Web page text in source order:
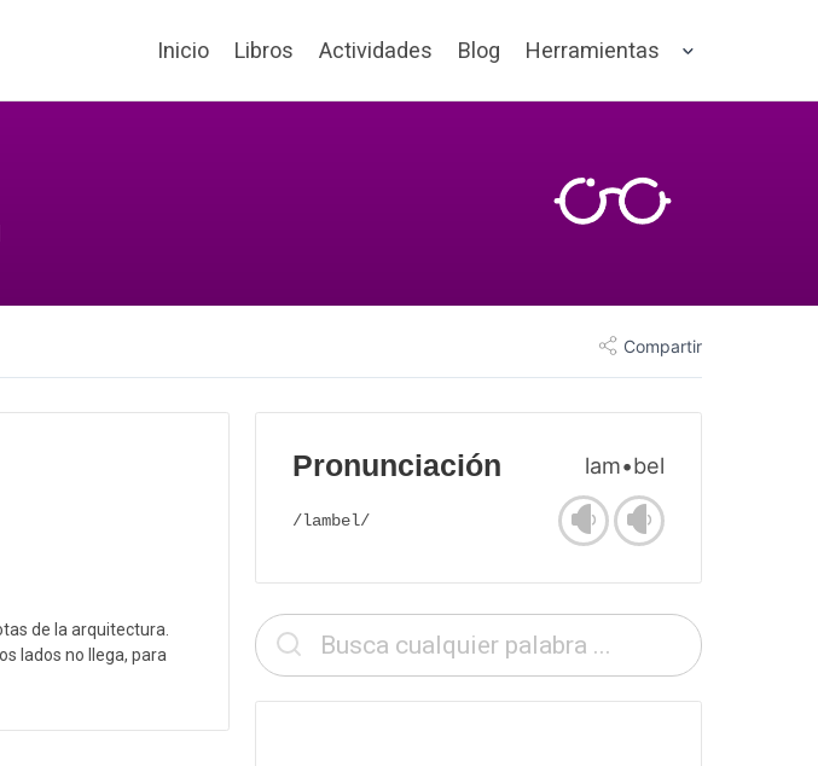
Inicio Libros Actividades Blog Herramientas
Compartir
de la arquitectura.
lados no llega, para
Pronunciación lam•bel
/lambel/